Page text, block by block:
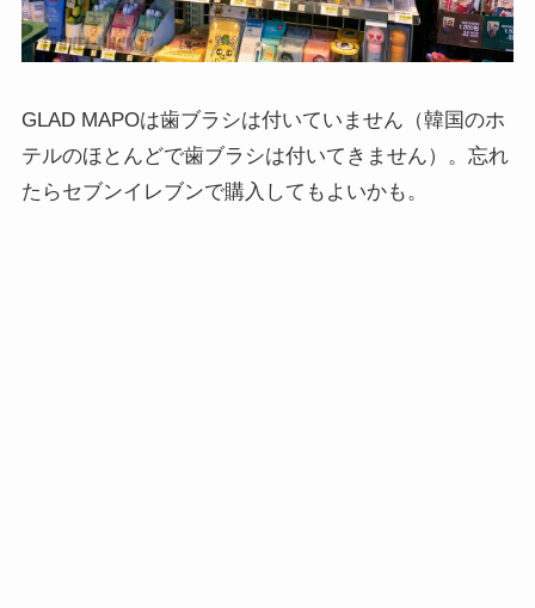
GLAD MAPOは歯ブラシは付いていません（韓国のホ
テルのほとんどで歯ブラシは付いてきません）。忘れ
たらセブンイレブンで購入してもよいかも。